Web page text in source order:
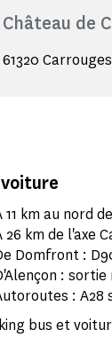
Château de
61320 Carrouges
11 km au nord
26 km de l'axe
Domfront :
: sortie
: A28
bus et